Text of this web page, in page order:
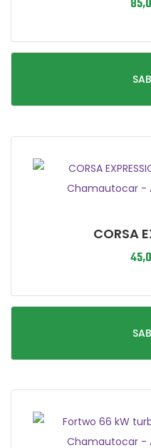
CORSA